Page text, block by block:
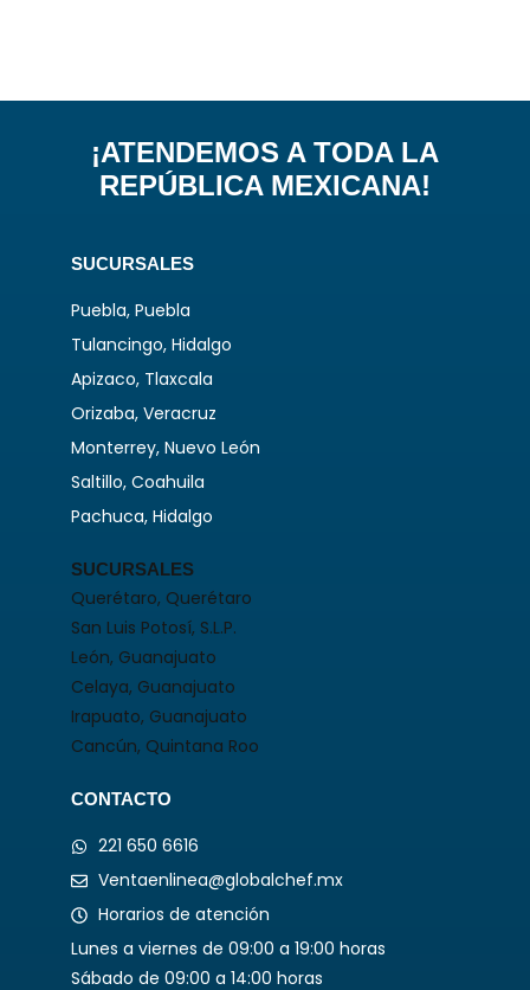
¡ATENDEMOS A TODA LA
REPÚBLICA MEXICANA!
SUCURSALES
Puebla, Puebla
Tulancingo, Hidalgo
Apizaco, Tlaxcala
Orizaba, Veracruz
Monterrey, Nuevo León
Saltillo, Coahuila
Pachuca, Hidalgo
SUCURSALES
Querétaro, Querétaro
San Luis Potosí, S.L.P.
León, Guanajuato
Celaya, Guanajuato
Irapuato, Guanajuato
Cancún, Quintana Roo
CONTACTO
221 650 6616
Ventaenlinea@globalchef.mx
Horarios de atención
Lunes a viernes de 09:00 a 19:00 horas
Sábado de 09:00 a 14:00 horas